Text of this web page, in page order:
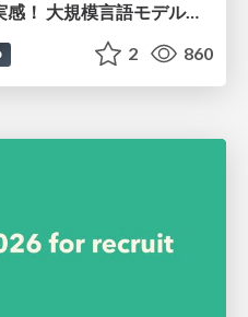
つくって納得、つかって実感！ 大規模言語モデルことはじめ ver2.0
2 860